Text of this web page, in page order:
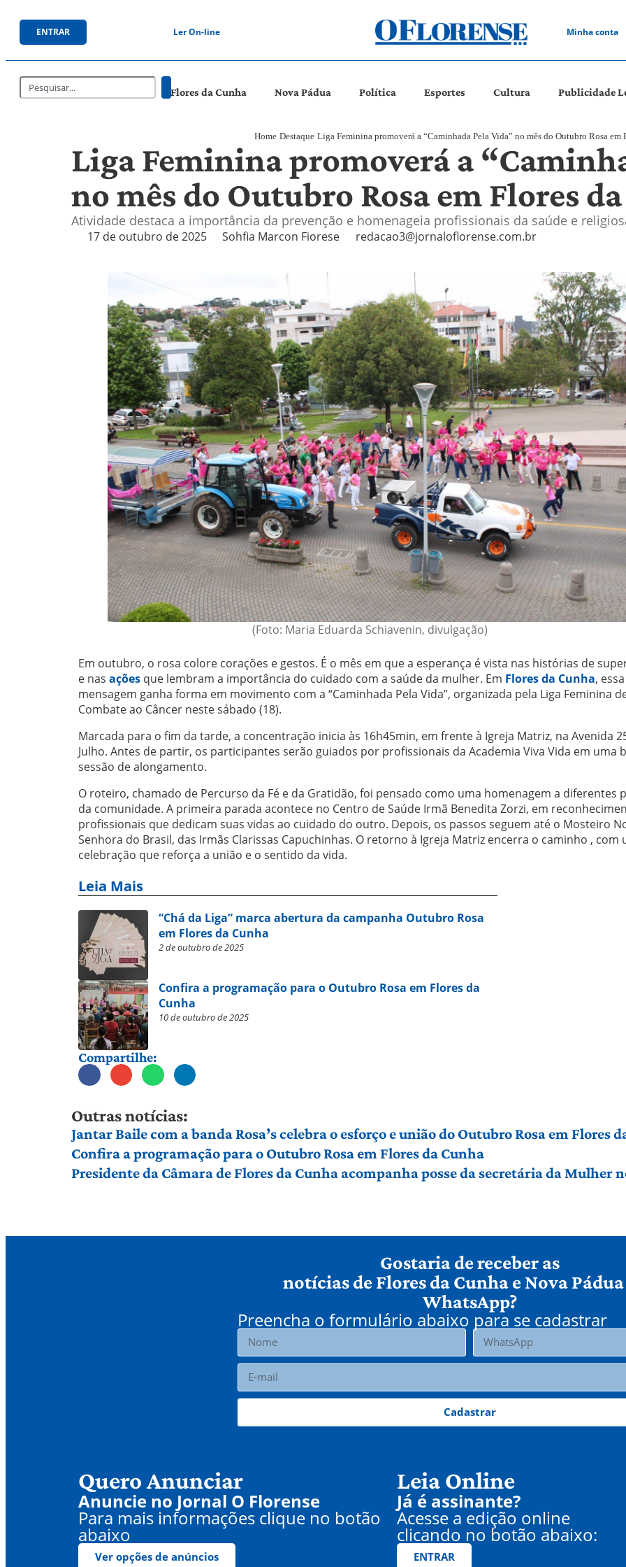
ENTRAR Ler On-line Minha conta
Flores da Cunha Nova Pádua Política Esportes Cultura Publicidade
Home Destaque Liga Feminina promoverá a “Caminhada Pela Vida” no mês do Outubro Rosa em
Liga Feminina promoverá a
no mês do Outubro Rosa em Flores
Atividade destaca a importância da prevenção e homenageia profissionais da saúde e
17 de outubro de 2025 Sohfia Marcon Fiorese redacao3@jornaloflorense.com.br
(Foto: Maria Eduarda Schiavenin, divulgação)
Em outubro, o rosa colore corações e gestos. É o mês em que a esperança é vista nas histórias de
e nas ações que lembram a importância do cuidado com a saúde da mulher. Em Flores da Cunha, essa
mensagem ganha forma em movimento com a “Caminhada Pela Vida”, organizada pela Liga Feminina
Combate ao Câncer neste sábado (18).
Marcada para o fim da tarde, a concentração inicia às 16h45min, em frente à Igreja Matriz, na Avenida
Julho. Antes de partir, os participantes serão guiados por profissionais da Academia Viva Vida em uma
sessão de alongamento.
O roteiro, chamado de Percurso da Fé e da Gratidão, foi pensado como uma homenagem a diferentes
da comunidade. A primeira parada acontece no Centro de Saúde Irmã Benedita Zorzi, em
profissionais que dedicam suas vidas ao cuidado do outro. Depois, os passos seguem até o Mosteiro
Senhora do Brasil, das Irmãs Clarissas Capuchinhas. O retorno à Igreja Matriz encerra o caminho , com
celebração que reforça a união e o sentido da vida.
Leia Mais
“Chá da Liga” marca abertura da campanha Outubro Rosa
em Flores da Cunha
2 de outubro de 2025
Confira a programação para o Outubro Rosa em Flores da
Cunha
10 de outubro de 2025
Compartilhe:
Outras notícias:
Jantar Baile com a banda Rosa’s celebra o esforço e união do Outubro Rosa em Flores
Confira a programação para o Outubro Rosa em Flores da Cunha
Presidente da Câmara de Flores da Cunha acompanha posse da secretária da Mulher
Gostaria de receber as
notícias de Flores da Cunha e Nova
WhatsApp?
Preencha o formulário abaixo para se cadastrar
Cadastrar
Quero Anunciar
Anuncie no Jornal O Florense
Para mais informações clique no botão
abaixo
Ver opções de anúncios
Leia Online
Já é assinante?
Acesse a edição online
clicando no botão abaixo:
ENTRAR